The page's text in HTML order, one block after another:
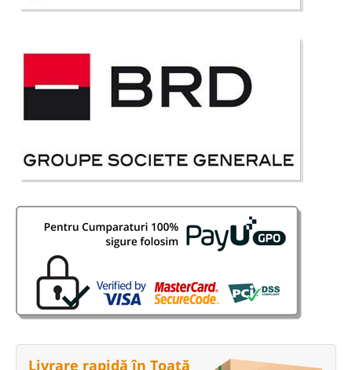
Mobila Bucatarie Rosu Lucios Twist
lucioasa este potrivita persoanelor dinamice, persoanelor increzatoare in
fortele proprii, persoanelor curajoase. In cazul unei bucatarii de mici
dimensiuni o mobila rosie poate fi alegerea perfecta, ..
1.896 Lei
Stoc Epuizat - Indisponibil
Livrare rapidă în Toată